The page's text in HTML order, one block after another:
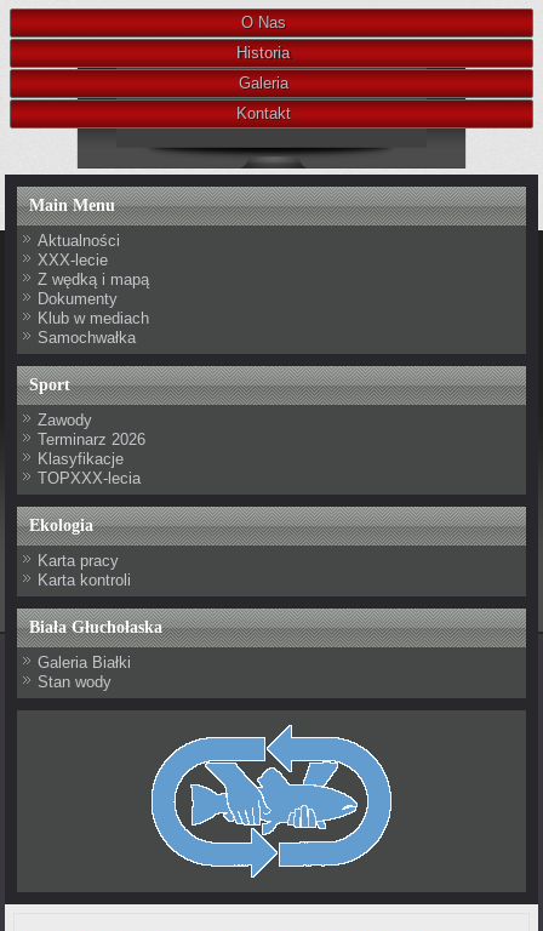
O Nas
Historia
Galeria
Kontakt
Main Menu
Aktualności
XXX-lecie
Z wędką i mapą
Dokumenty
Klub w mediach
Samochwałka
Sport
Zawody
Terminarz 2026
Klasyfikacje
TOPXXX-lecia
Ekologia
Karta pracy
Karta kontroli
Biała Głuchołaska
Galeria Białki
Stan wody